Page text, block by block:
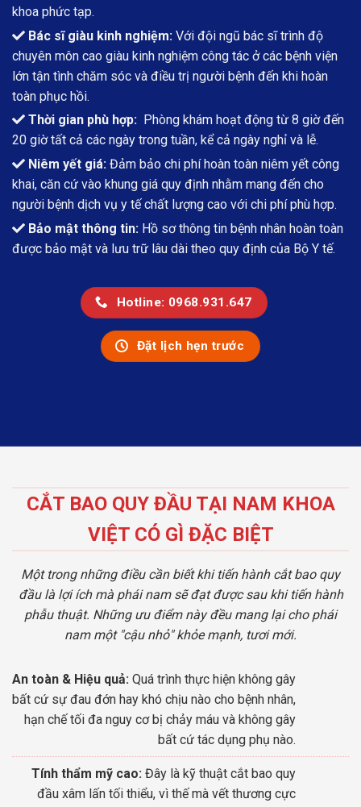
khoa phức tạp.
Bác sĩ giàu kinh nghiệm: Với đội ngũ bác sĩ trình độ
chuyên môn cao giàu kinh nghiệm công tác ở các bệnh viện
lớn tận tình chăm sóc và điều trị người bệnh đến khi hoàn
toàn phục hồi.
Thời gian phù hợp: Phòng khám hoạt động từ 8 giờ đến
20 giờ tất cả các ngày trong tuần, kể cả ngày nghỉ và lễ.
Niêm yết giá: Đảm bảo chi phí hoàn toàn niêm yết công
khai, căn cứ vào khung giá quy định nhằm mang đến cho
người bệnh dịch vụ y tế chất lượng cao với chi phí phù hợp.
Bảo mật thông tin: Hồ sơ thông tin bệnh nhân hoàn toàn
được bảo mật và lưu trữ lâu dài theo quy định của Bộ Y tế.
Hotline: 0968.931.647
Đặt lịch hẹn trước
CẮT BAO QUY ĐẦU TẠI NAM KHOA
VIỆT CÓ GÌ ĐẶC BIỆT
Một trong những điều cần biết khi tiến hành cắt bao quy
đầu là lợi ích mà phái nam sẽ đạt được sau khi tiến hành
phẫu thuật. Những ưu điểm này đều mang lại cho phái
nam một "cậu nhỏ" khỏe mạnh, tươi mới.
An toàn & Hiệu quả: Quá trình thực hiện không gây
bất cứ sự đau đớn hay khó chịu nào cho bệnh nhân,
hạn chế tối đa nguy cơ bị chảy máu và không gây
bất cứ tác dụng phụ nào.
Tính thẩm mỹ cao: Đây là kỹ thuật cắt bao quy
đầu xâm lấn tối thiểu, vì thế mà vết thương cực